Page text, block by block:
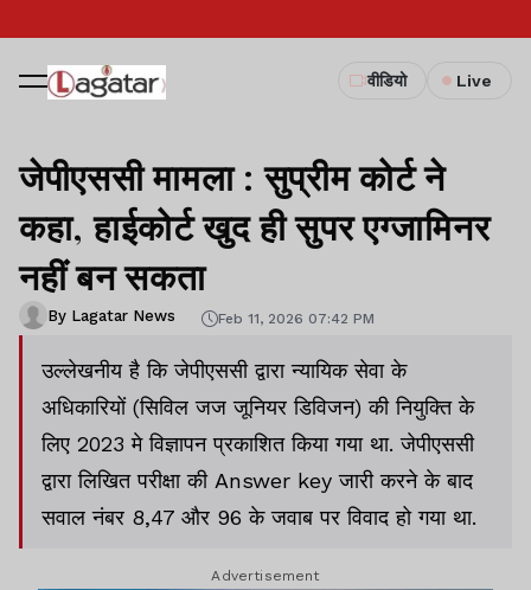
वीडियो Live
जेपीएससी मामला : सुप्रीम कोर्ट ने
कहा, हाईकोर्ट खुद ही सुपर एग्जामिनर
नहीं बन सकता
By Lagatar News Feb 11, 2026 07:42 PM
उल्लेखनीय है कि जेपीएससी द्वारा न्यायिक सेवा के
अधिकारियों (सिविल जज जूनियर डिविजन) की नियुक्ति के
लिए 2023 मे विज्ञापन प्रकाशित किया गया था. जेपीएससी
द्वारा लिखित परीक्षा की Answer key जारी करने के बाद
सवाल नंबर 8,47 और 96 के जवाब पर विवाद हो गया था.
Advertisement